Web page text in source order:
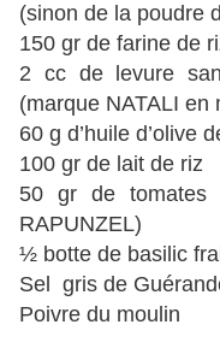
(sinon de la poudre
150 gr de farine de
2 cc de levure
(marque NATALI en
60 g d’huile d’olive
100 gr de lait de riz
50 gr de tomates
RAPUNZEL)
½ botte de basilic
Sel gris de
Poivre du moulin